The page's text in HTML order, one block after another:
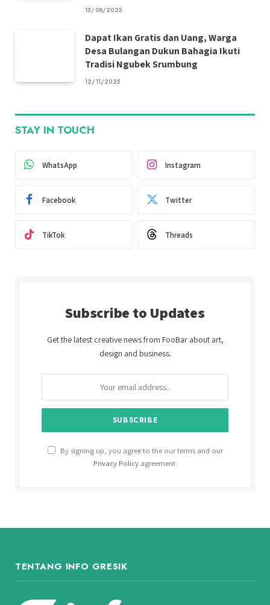
13/08/2025
Dapat Ikan Gratis dan Uang, Warga
Desa Bulangan Dukun Bahagia Ikuti
Tradisi Ngubek Srumbung
12/11/2025
STAY IN TOUCH
WhatsApp Instagram
Facebook Twitter
TikTok Threads
Subscribe to Updates
Get the latest creative news from FooBar about art,
design and business.
By signing up, you agree to the our terms and our
Privacy Policyagreement.
TENTANG INFO GRESIK